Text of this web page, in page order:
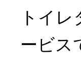
トイ
ービス